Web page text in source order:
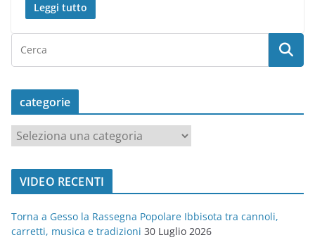
Leggi tutto
categorie
t
o
r
VIDEO RECENTI
Torna a Gesso la Rassegna Popolare Ibbisota tra cannoli,
carretti, musica e tradizioni 30 Luglio 2026